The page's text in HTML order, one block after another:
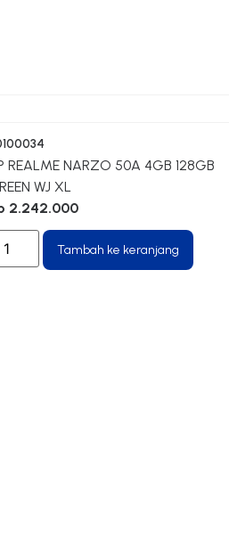
REALME NARZO 50A 4GB 128GB
WJ XL
2.242.000
Tambah ke keranjang